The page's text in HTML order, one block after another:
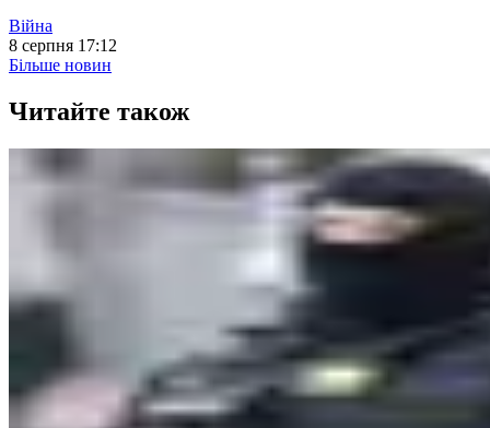
Війна
8 серпня 17:12
Більше новин
Читайте також